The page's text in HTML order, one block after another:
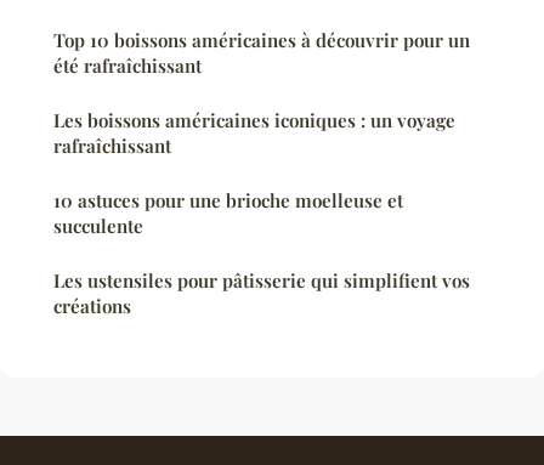
Top 10 boissons américaines à découvrir pour un
été rafraîchissant
Les boissons américaines iconiques : un voyage
rafraîchissant
10 astuces pour une brioche moelleuse et
succulente
Les ustensiles pour pâtisserie qui simplifient vos
créations